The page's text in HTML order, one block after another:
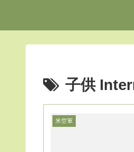
子供
米空軍